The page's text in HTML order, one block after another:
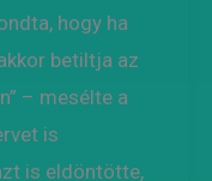
hogy ha
betiltja az
– mesélte a
is
is eldöntötte,